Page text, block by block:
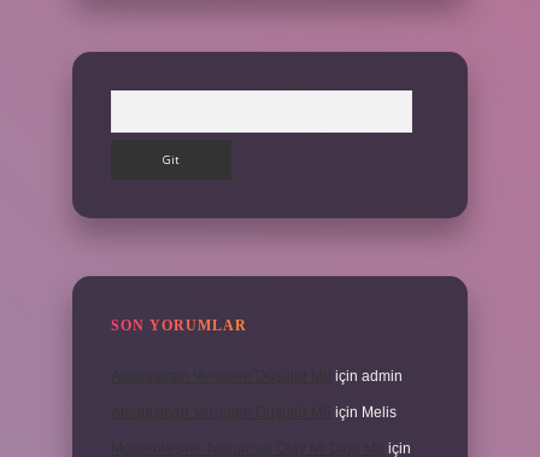
SON YORUMLAR
için admin
için Melis
için